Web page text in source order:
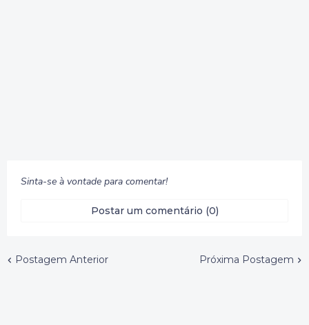
Sinta-se à vontade para comentar!
Postar um comentário (0)
Postagem Anterior Próxima Postagem